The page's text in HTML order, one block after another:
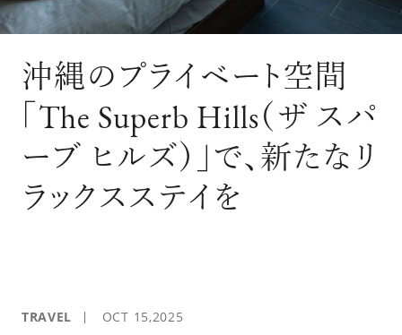
沖縄のプライベート空間
「The Superb Hills（ザ スパ
ーブ ヒルズ）」で、新たなリ
ラックスステイを
TRAVEL OCT 15,2025